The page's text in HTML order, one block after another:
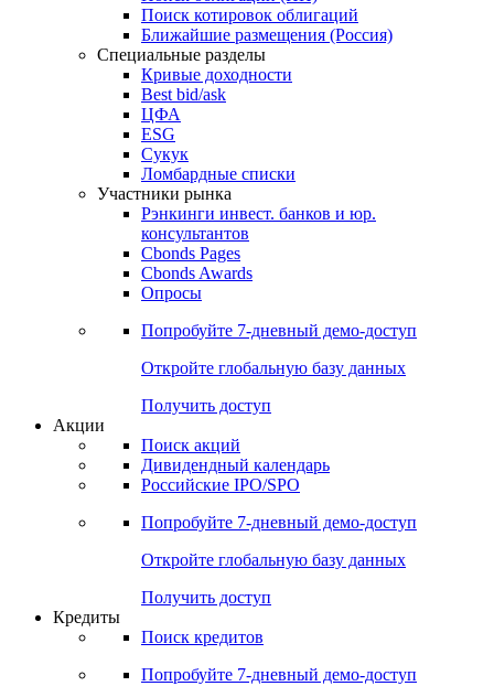
Облигации
Поиски
Поиск облигаций & Карты рынка
Поиск облигаций (ИИ)
Поиск котировок облигаций
Ближайшие размещения (Россия)
Специальные разделы
Кривые доходности
Best bid/ask
ЦФА
ESG
Сукук
Ломбардные списки
Участники рынка
Рэнкинги инвест. банков и юр.
Cbonds Pages
Опросы
Попробуйте7-дневный
Откройте глобальную базу данных
Получить доступ
Поиск акций
Российские IPO/SPO
Попробуйте7-дневный
Откройте глобальную базу данных
Получить доступ